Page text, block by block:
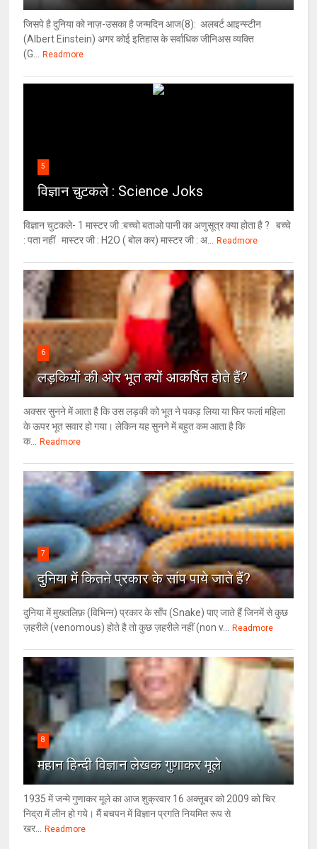
जिसपे है दुनिया को नाज़-उसका है जन्मदिन आज(8): अलबर्ट आइन्स्टीन
(Albert Einstein) अगर कोई इतिहास के सर्वाधिक जीनिअस व्यक्ति
(G... Readmore
5
विज्ञान चुटकले : Science Joks
विज्ञान चुटकले- 1 मास्टर जी :बच्चो बताओ पानी का अणुसूत्र क्या होता है ? बच्चे
: पता नहीं मास्टर जी : H2O ( बोल कर) मास्टर जी : अ... Readmore
6
लड़कियों की ओर भूत क्‍यों आकर्षित होते हैं?
अक्सर सुनने में आता है कि उस लड़की को भूत ने पकड़ लिया या फिर फलां महिला
के ऊपर भूत सवार हो गया। लेकिन यह सुनने में बहुत कम आता है कि
क... Readmore
7
दुनिया में कितने प्रकार के सांप पाये जाते हैं?
दुनिया में मुख्तलिफ़ (विभिन्न) प्रकार के साँप (Snake) पाए जाते हैं जिनमें से कुछ
ज़हरीले (venomous) होते है तो कुछ ज़हरीले नहीं (non v... Readmore
8
महान हिन्दी विज्ञान लेखक गुणाकर मूले
1935 में जन्मे गुणाकर मूले का आज शुक्रवार 16 अक्तूबर को 2009 को चिर
निद्रा में लीन हो गये। मैं बचपन में विज्ञान प्रगति नियमित रूप से
खर... Readmore